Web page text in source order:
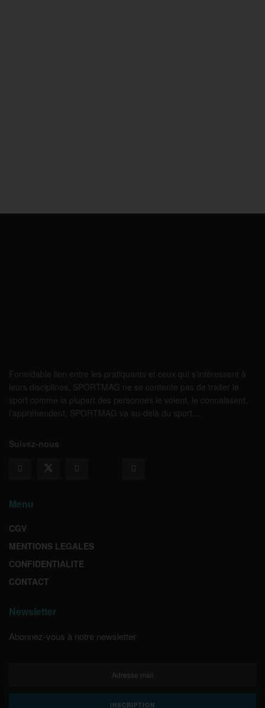
Formidable lien entre les pratiquants et ceux qui s’intéressent à
leurs disciplines, SPORTMAG ne se contente pas de traiter le
sport comme la plupart des personnes le voient, le connaissent,
l’appréhendent. SPORTMAG va au-delà du sport…
Suivez-nous
Menu
CGV
MENTIONS LEGALES
CONFIDENTIALITE
CONTACT
Newsletter
Abonnez-vous à notre newsletter